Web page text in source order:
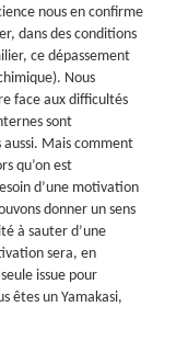
nous en confirme
dans des conditions
ce dépassement
Nous
face aux difficultés
sont
aussi. Mais comment
qu’on est
d’une motivation
donner un sens
à sauter d’une
sera, en
issue pour
êtes un Yamakasi,